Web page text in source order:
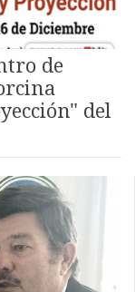
de
del